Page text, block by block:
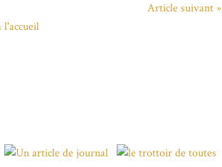
Article suivant »
l'accueil